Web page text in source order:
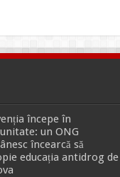
începe în
un ONG
încearcă să
educația antidrog de